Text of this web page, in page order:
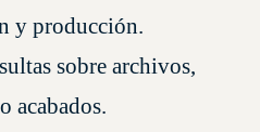
y producción.
sobre archivos,
acabados.